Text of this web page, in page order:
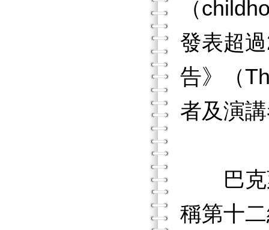
（
發表超
告》（
者及演
巴克萊
稱第十